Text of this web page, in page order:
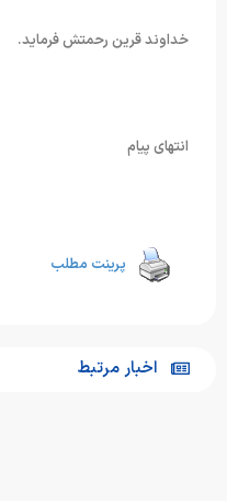
خداوند قرین رحمتش فرماید.
انتهای پیام
پرینت مطلب
اخبار مرتبط